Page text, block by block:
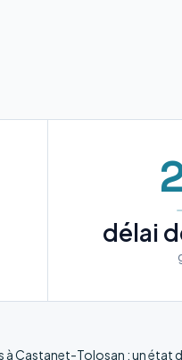
délai
à Castanet-Tolosan : un état